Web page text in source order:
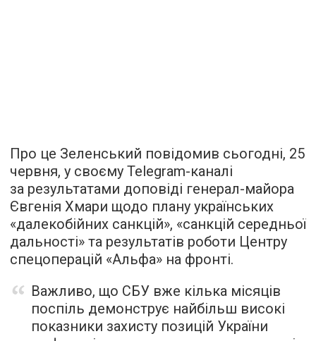
Про це Зеленський повідомив сьогодні, 25
червня, у своєму Telegram-каналі
за результатами доповіді генерал-майора
Євгенія Хмари щодо плану українських
«далекобійних санкцій», «санкцій середньої
дальності» та результатів роботи Центру
спецоперацій «Альфа» на фронті.
Важливо, що СБУ вже кілька місяців
поспіль демонструє найбільш високі
показники захисту позицій України